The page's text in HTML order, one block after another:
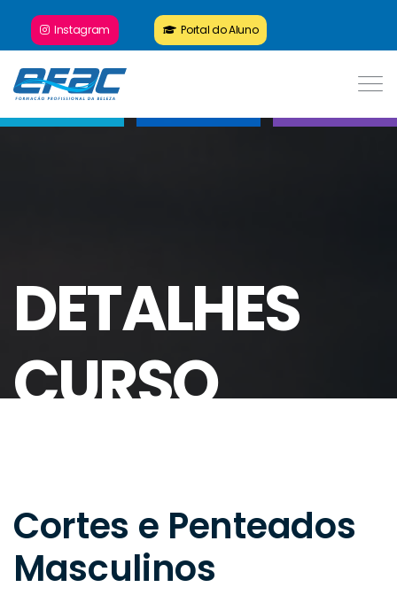
Instagram Portal do Aluno
DETALHES
CURSO
Cortes e Penteados
Masculinos